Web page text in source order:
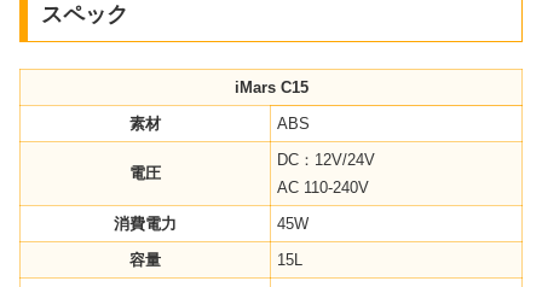
スペック
iMars C15
素材
ABS
電圧
DC：12V/24V
AC 110-240V
消費電力
45W
容量
15L